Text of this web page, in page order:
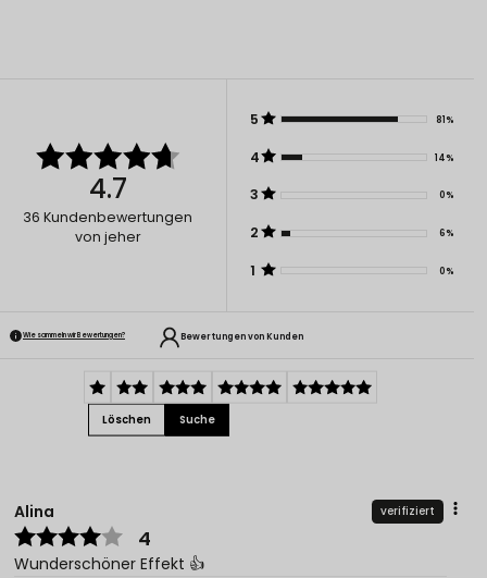
4.7
36 Kundenbewertungen
von jeher
5 81%
4 14%
3 0%
2 6%
1 0%
Wie sammeln wir Bewertungen? Bewertungen von Kunden
Löschen Suche
Alina verifiziert
4
Wunderschöner Effekt 👍️